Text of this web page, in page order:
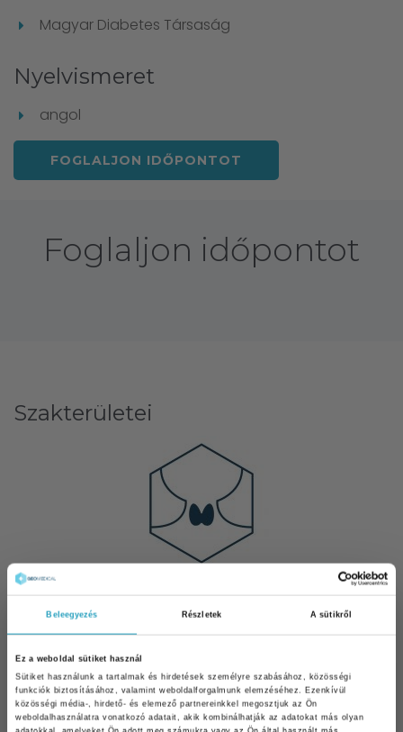
Beleegyezés Részletek A sütikről
Ez a weboldal sütiket használ
Sütiket használunk a tartalmak és hirdetések személyre szabásához, közösségi
funkciók biztosításához, valamint weboldalforgalmunk elemzéséhez. Ezenkívül
közösségi média-, hirdető- és elemező partnereinkkel megosztjuk az Ön
weboldalhasználatra vonatkozó adatait, akik kombinálhatják az adatokat más olyan
Magyar Diabetes Társaság
Nyelvismeret
angol
FOGLALJON IDŐPONTOT
Foglaljon időpontot
Szakterületei
ENDOKRINOLÓGIA